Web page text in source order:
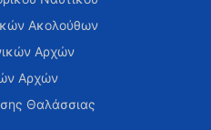
Ακολούθων
Αρχών
Αρχών
Θαλάσσιας